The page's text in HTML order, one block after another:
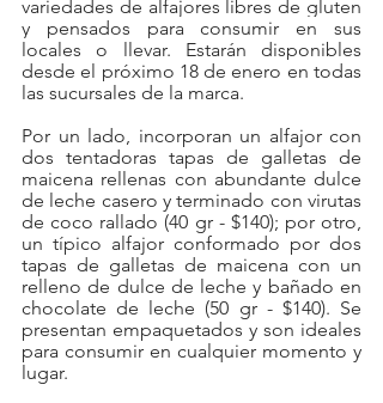
variedades de alfajores libres de gluten
y pensados para consumir en sus
locales o llevar. Estarán disponibles
desde el próximo 18 de enero en todas
las sucursales de la marca.
Por un lado, incorporan un alfajor con
dos tentadoras tapas de galletas de
maicena rellenas con abundante dulce
de leche casero y terminado con virutas
de coco rallado (40 gr - $140); por otro,
un típico alfajor conformado por dos
tapas de galletas de maicena con un
relleno de dulce de leche y bañado en
chocolate de leche (50 gr - $140). Se
presentan empaquetados y son ideales
para consumir en cualquier momento y
lugar.